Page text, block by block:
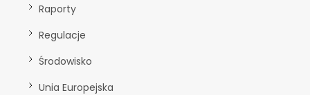
Raporty
Regulacje
Środowisko
Unia Europejska